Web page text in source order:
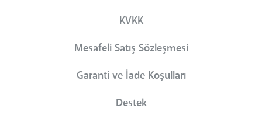
KVKK
Mesafeli Satış Sözleşmesi
Garanti ve İade Koşulları
Destek